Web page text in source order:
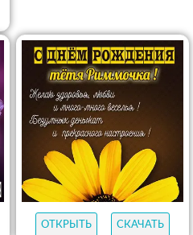
ОТКРЫТЬ СКАЧАТЬ